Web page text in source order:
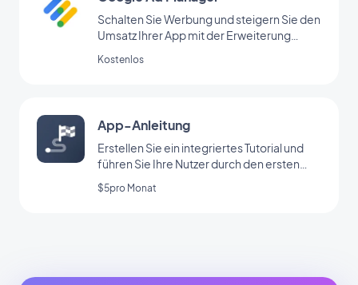
Schalten Sie Werbung und steigern Sie den
Umsatz Ihrer App mit der Erweiterung
Kostenlos
App-Anleitung
Erstellen Sie ein integriertes Tutorial und
führen Sie Ihre Nutzer durch den ersten
Start Ihrer App
$5pro Monat